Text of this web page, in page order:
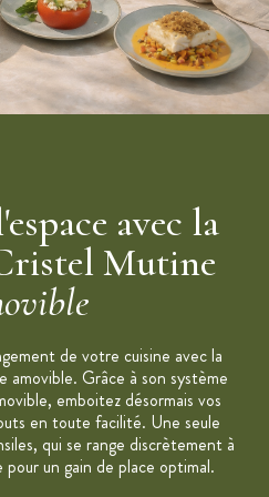
Cristel:
Amovible
vendus séparément
problèmes pouvant provenir
avec la
Mutine
de votre cuisine avec la
Grâce à son système
emboitez désormais vos
en toute facilité. Une seule
qui se range discrètement à
un gain de place optimal.